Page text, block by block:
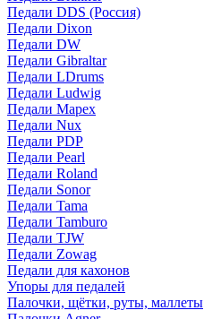
Педали DDS (Россия)
Педали Dixon
Педали DW
Педали Gibraltar
Педали LDrums
Педали Ludwig
Педали Mapex
Педали Nux
Педали PDP
Педали Pearl
Педали Roland
Педали Sonor
Педали Tama
Педали Tamburo
Педали TJW
Педали Zowag
Педали для кахонов
Упоры для педалей
Палочки, щётки, руты, маллеты